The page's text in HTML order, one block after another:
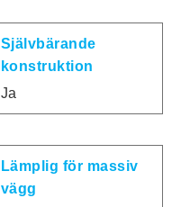
Självbärande
konstruktion
Ja
Lämplig för massiv
vägg